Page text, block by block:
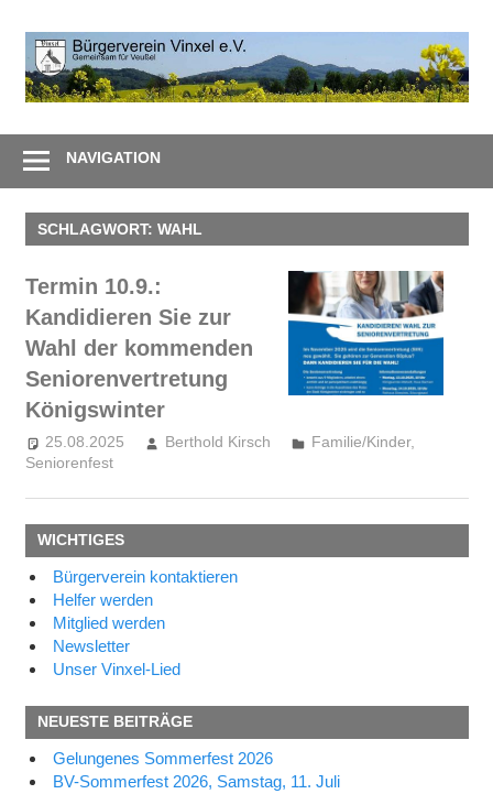
Inhalt
springen
ZusammenNAVIGATION
SCHLAGWORT: WAHL
Termin 10.9.:
Kandidieren Sie zur
Wahl der kommenden
Seniorenvertretung
Königswinter
25.08.2025 Berthold Kirsch Familie/Kinder,
Seniorenfest
WICHTIGES
Bürgerverein kontaktieren
Helfer werden
Mitglied werden
Newsletter
Unser Vinxel-Lied
NEUESTE BEITRÄGE
Gelungenes Sommerfest 2026
BV-Sommerfest 2026, Samstag, 11. Juli